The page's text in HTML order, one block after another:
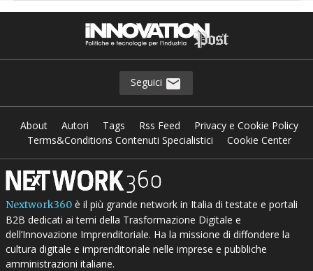
Seguici
About Autori Tags Rss Feed
Privacy e Cookie Policy
Terms&Conditions Contenuti Specialistici
Cookie Center
Nextwork360è il più grande network in Italia di testate e portali
B2B dedicati ai temi della Trasformazione Digitale e
dell’Innovazione Imprenditoriale. Ha la missione di diffondere la
cultura digitale e imprenditoriale nelle imprese e pubbliche
amministrazioni italiane.